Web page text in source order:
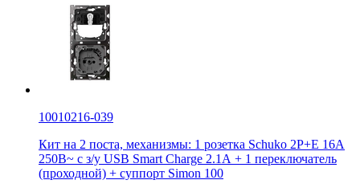
10010216-039
Кит на 2 поста, механизмы: 1 розетка Schuko 2Р+Е 16A
250В~ с з/у USB Smart Charge 2.1А + 1 переключатель
(проходной) + суппорт Simon 100